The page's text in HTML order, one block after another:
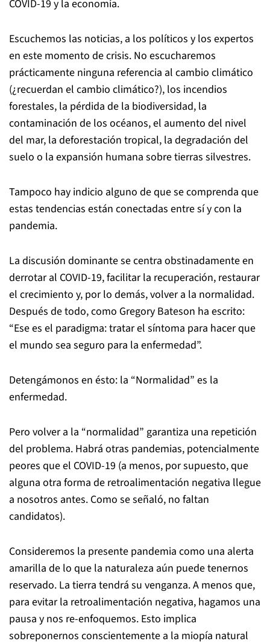
COVID-19 y la economía.
Escuchemos las noticias, a los políticos y los expertos
en este momento de crisis. No escucharemos
prácticamente ninguna referencia al cambio climático
(¿recuerdan el cambio climático?), los incendios
forestales, la pérdida de la biodiversidad, la
contaminación de los océanos, el aumento del nivel
del mar, la deforestación tropical, la degradación del
suelo o la expansión humana sobre tierras silvestres.
Tampoco hay indicio alguno de que se comprenda que
estas tendencias están conectadas entre sí y con la
pandemia.
La discusión dominante se centra obstinadamente en
derrotar al COVID-19, facilitar la recuperación, restaurar
el crecimiento y, por lo demás, volver a la normalidad.
Después de todo, como Gregory Bateson ha escrito:
“Ese es el paradigma: tratar el síntoma para hacer que
el mundo sea seguro para la enfermedad”.
Detengámonos en ésto: la “Normalidad” es la
enfermedad.
Pero volver a la “normalidad” garantiza una repetición
del problema. Habrá otras pandemias, potencialmente
peores que el COVID-19 (a menos, por supuesto, que
alguna otra forma de retroalimentación negativa llegue
a nosotros antes. Como se señaló, no faltan
candidatos).
Consideremos la presente pandemia como una alerta
amarilla de lo que la naturaleza aún puede tenernos
reservado. La tierra tendrá su venganza. A menos que,
para evitar la retroalimentación negativa, hagamos una
pausa y nos re-enfoquemos. Esto implica
sobreponernos conscientemente a la miopía natural